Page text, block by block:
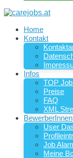
Home
Kontakt
Infos
TOP
Preise
FAQ
XML
BewerberInnen
User
Job
Meine